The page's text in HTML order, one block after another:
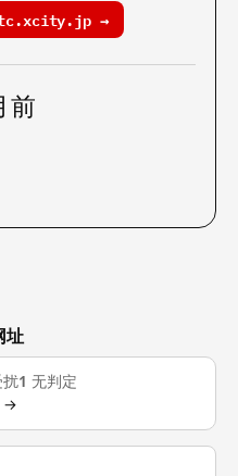
tc.xcity.jp →
前
扰1 无判定
→